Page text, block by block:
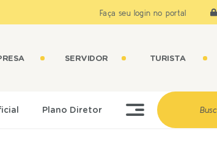
Faça seu login no portal
SERVIDOR TURISTA
Plano Diretor